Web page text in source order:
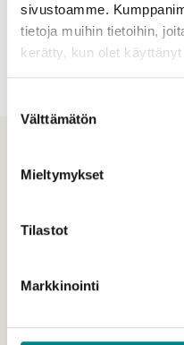
sivustoamme.
tietoja muihin tietoihin,
kerätty, kun olet
valinta
Välttämätön
Mieltymykset
Tilastot
Markkinointi
Kiitos kaikille rahoitusta
yhdessä kanssanne